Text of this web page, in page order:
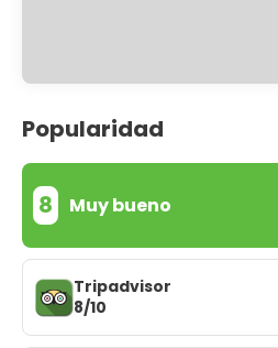
Popularidad
8 Muy bueno
Tripadvisor
8/10